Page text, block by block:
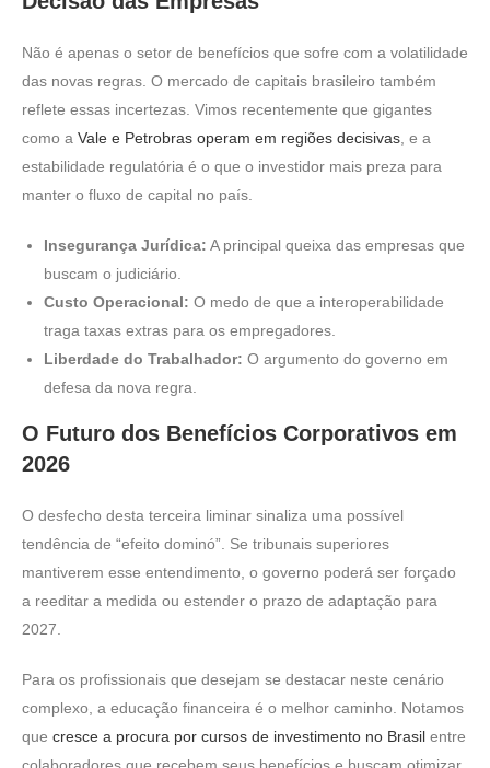
Não é apenas o setor de benefícios que sofre com a volatilidade
das novas regras. O mercado de capitais brasileiro também
reflete essas incertezas. Vimos recentemente que gigantes
como a Vale e Petrobras operam em regiões decisivas , e a
estabilidade regulatória é o que o investidor mais preza para
manter o fluxo de capital no país.
Insegurança Jurídica: A principal queixa das empresas que
buscam o judiciário.
Custo Operacional: O medo de que a interoperabilidade
traga taxas extras para os empregadores.
Liberdade do Trabalhador: O argumento do governo em
defesa da nova regra.
O Futuro dos Benefícios Corporativos em
2026
O desfecho desta terceira liminar sinaliza uma possível
tendência de “efeito dominó”. Se tribunais superiores
mantiverem esse entendimento, o governo poderá ser forçado
a reeditar a medida ou estender o prazo de adaptação para
2027.
Para os profissionais que desejam se destacar neste cenário
complexo, a educação financeira é o melhor caminho. Notamos
que cresce a procura por cursos de investimento no Brasil entre